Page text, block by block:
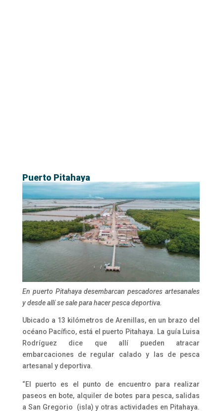
Puerto Pitahaya
En puerto Pitahaya desembarcan pescadores artesanales
y desde allí se sale para hacer pesca deportiva.
Ubicado a 13 kilómetros de Arenillas, en un brazo del
océano Pacífico, está el puerto Pitahaya. La guía Luisa
Rodríguez dice que allí pueden atracar
embarcaciones de regular calado y las de pesca
artesanal y deportiva.
“El puerto es el punto de encuentro para realizar
paseos en bote, alquiler de botes para pesca, salidas
a San Gregorio (isla) y otras actividades en Pitahaya.